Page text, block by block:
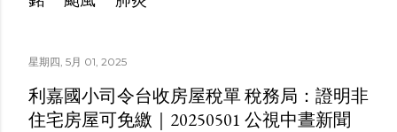
星期四, 5月 01, 2025
利嘉國小司令台收房屋稅單 稅務局：證明非
住宅房屋可免繳｜20250501 公視中晝新聞